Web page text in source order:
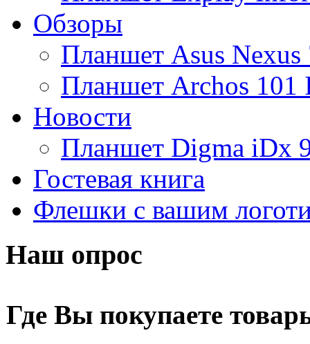
Amazon
Amber(4)
Ampe
Apache
Apple(9)
Apriori(3)
Archos
Armaggeddon
Assistant
Asus(9)
Barnes&noble
Обзоры
Планшет Asus Nexus
Планшет Archos 101
Новости
Планшет Digma iDx
Гостевая книга
Флешки с вашим
Наш опрос
Где Вы покупаете